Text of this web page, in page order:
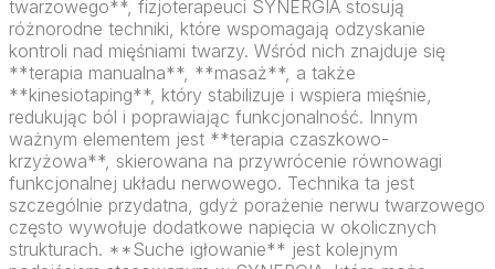
twarzowego**, fizjoterapeuci SYNERGIA stosują
różnorodne techniki, które wspomagają odzyskanie
kontroli nad mięśniami twarzy. Wśród nich znajduje się
**terapia manualna**, **masaż**, a także
**kinesiotaping**, który stabilizuje i wspiera mięśnie,
redukując ból i poprawiając funkcjonalność. Innym
ważnym elementem jest **terapia czaszkowo-
krzyżowa**, skierowana na przywrócenie równowagi
funkcjonalnej układu nerwowego. Technika ta jest
szczególnie przydatna, gdyż porażenie nerwu twarzowego
często wywołuje dodatkowe napięcia w okolicznych
strukturach. **Suche igłowanie** jest kolejnym